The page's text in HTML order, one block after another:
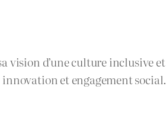
vision d’une culture inclusive et
et engagement social.